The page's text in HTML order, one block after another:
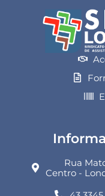
Rua
Centro -